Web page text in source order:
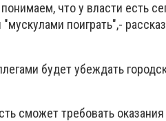
что у власти есть
поиграть",-
будет убеждать
сможет требовать оказания